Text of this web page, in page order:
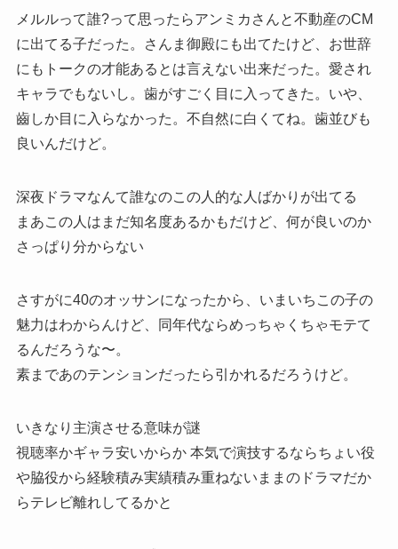
メルルって誰?って思ったらアンミカさんと不動産のCM
に出てる子だった。さんま御殿にも出てたけど、お世辞
にもトークの才能あるとは言えない出来だった。愛され
キャラでもないし。歯がすごく目に入ってきた。いや、
齒しか目に入らなかった。不自然に白くてね。歯並びも
良いんだけど。
深夜ドラマなんて誰なのこの人的な人ばかりが出てる
まあこの人はまだ知名度あるかもだけど、何が良いのか
さっぱり分からない
さすがに40のオッサンになったから、いまいちこの子の
魅力はわからんけど、同年代ならめっちゃくちゃモテて
るんだろうな〜。
素まであのテンションだったら引かれるだろうけど。
いきなり主演させる意味が謎
視聴率かギャラ安いからか 本気で演技するならちょい役
や脇役から経験積み実績積み重ねないままのドラマだか
らテレビ離れしてるかと